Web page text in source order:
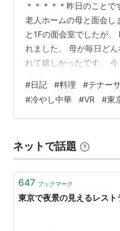
＊＊＊＊＊昨日のこと
老人ホームの母と面会し
と1Fの面会室でしたが
れました。 母が毎日ど
れて嬉しかったです。
ったので安心しました。
ようでした。） 晩ご飯
た。 主菜は豚の生姜焼
ウとミニトマトを収穫
#日記 #料理 #テナー
#冷やし中華 #VR #東
ネットで話題
647 ブックマーク
東京で夜景の見えるレスト